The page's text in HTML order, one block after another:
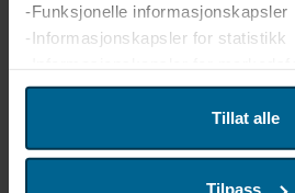
-Funksjonelle informasjonskapsler
-Informasjonskapsler for statistikk
Vi bruker enhetsidentifikatorer til å
annonser for brukerne, tilby
Tillat alle
Tilpass
GreenHub Skien